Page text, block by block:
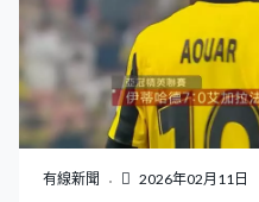
有線新聞 2026年02月11日